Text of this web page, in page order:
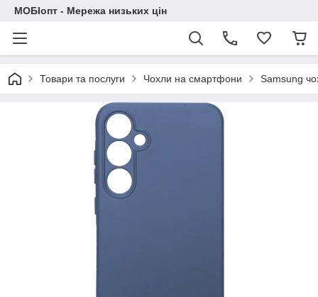
МОБІопт - Мережа низьких цін
Товари та послуги Чохли на смартфони Samsung